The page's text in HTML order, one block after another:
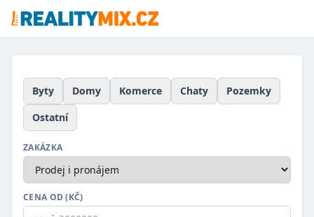
Byty Domy Komerce Chaty
Pozemky
Ostatní
ZAKÁZKA
CENA OD (KČ)